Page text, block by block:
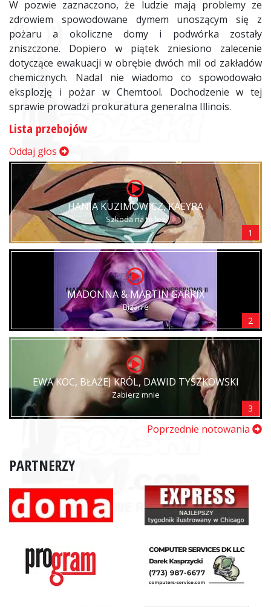
W pozwie zaznaczono, że ludzie mają problemy ze
zdrowiem spowodowane dymem unoszącym się z
pożaru a okoliczne domy i podwórka zostały
zniszczone. Dopiero w piątek zniesiono zalecenie
dotyczące ewakuacji w obrębie dwóch mil od zakładów
chemicznych. Nadal nie wiadomo co spowodowało
eksplozję i pożar w Chemtool. Dochodzenie w tej
sprawie prowadzi prokuratura generalna Illinois.
Lista przebojów
Oddaj głos
HANIA KUZIMOWICZ, KAEYRA
Szkoda na to łez
1
MADONNA & MARTIN GARRIX
Bizarre
2
EWA KOC, BŁAŻEJ KRÓL, DAWID TYSZKOWSKI
Zabierz mnie
3
Poprzednie notowania
PARTNERZY